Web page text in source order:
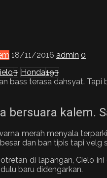
18/11/2016 admin 0
3 Honda193
bass terasa dahsyat. Tapi
bersuara kalem.
merah menyala
dan ban tipis tapi velg
di lapangan, Cielo
baru didengarkan.